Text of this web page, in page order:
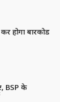
होगा बारकोड
BSP के